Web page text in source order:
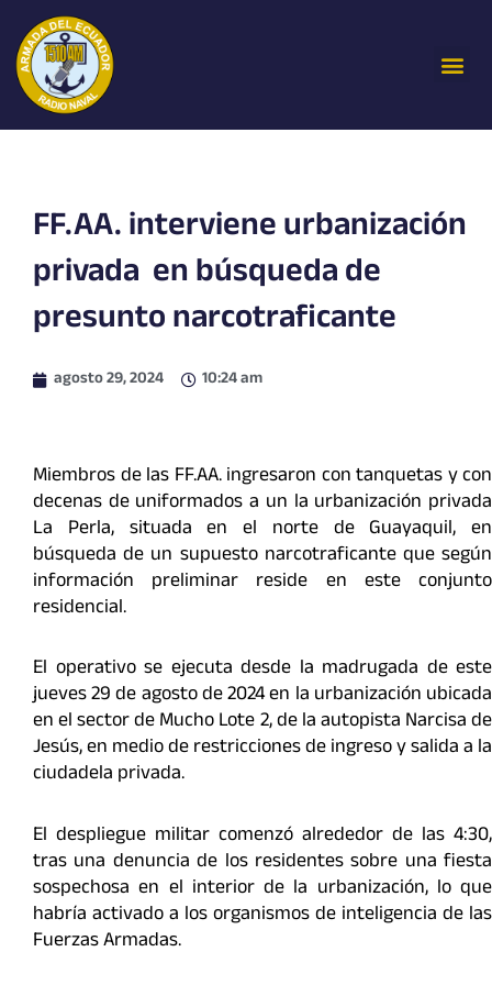
contenido
FF.AA. interviene urbanización
privada en búsqueda de
presunto narcotraficante
agosto 29, 2024 10:24 am
Miembros de las FF.AA. ingresaron con tanquetas y con
decenas de uniformados a un la urbanización privada
La Perla, situada en el norte de Guayaquil, en
búsqueda de un supuesto narcotraficante que según
información preliminar reside en este conjunto
residencial.
El operativo se ejecuta desde la madrugada de este
jueves 29 de agosto de 2024 en la urbanización ubicada
en el sector de Mucho Lote 2, de la autopista Narcisa de
Jesús, en medio de restricciones de ingreso y salida a la
ciudadela privada.
El despliegue militar comenzó alrededor de las 4:30,
tras una denuncia de los residentes sobre una fiesta
sospechosa en el interior de la urbanización, lo que
habría activado a los organismos de inteligencia de las
Fuerzas Armadas.